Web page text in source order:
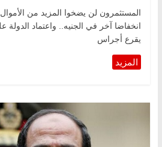
المستثمرون لن يضخوا المزيد من
انخفاضا آخر في الجنيه.. واعتماد الدولة
يقرع أجراس